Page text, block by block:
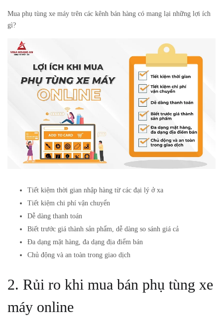
Mua phụ tùng xe máy trên các kênh bán hàng có mang lại những lợi ích
gì?
Tiết kiệm thời gian nhập hàng từ các đại lý ở xa
Tiết kiệm chi phí vận chuyển
Dễ dàng thanh toán
Biết trước giá thành sản phẩm, dễ dàng so sánh giá cả
Đa dạng mặt hàng, đa dạng địa điểm bán
Chủ động và an toàn trong giao dịch
2. Rủi ro khi mua bán phụ tùng xe
máy online